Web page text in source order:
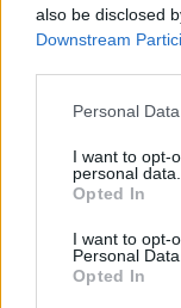
also be disclosed
Downstream
Please note that
not limited to your
grant or deny
use your data for
consent section.
Personal
I want to opt-
personal data.
Opted In
I want to opt-
Personal Data.
Opted In